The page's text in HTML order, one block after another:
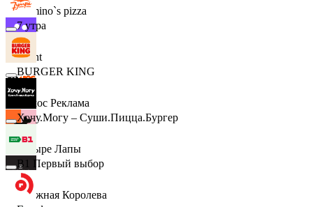
Domino`s pizza
Urent
Эдмос Реклама
Четыре Лапы
Снежная Королева
7 утра
BURGER KING
Хочу.Могу – Суши.Пицца.Бургер
B1 Первый выбор